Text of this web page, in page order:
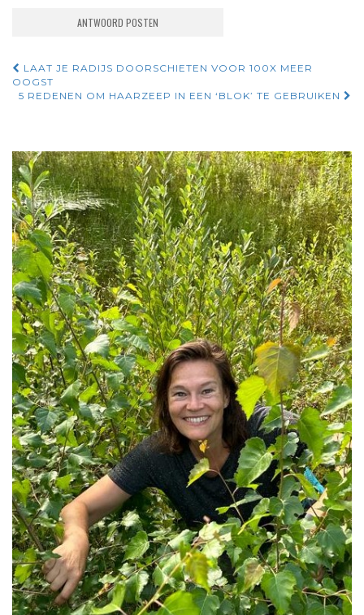
Navigatie
door
LAAT JE RADIJS DOORSCHIETEN VOOR 100X MEER
OOGST
5 REDENEN OM HAARZEEP IN EEN ‘BLOK’ TE GEBRUIKEN